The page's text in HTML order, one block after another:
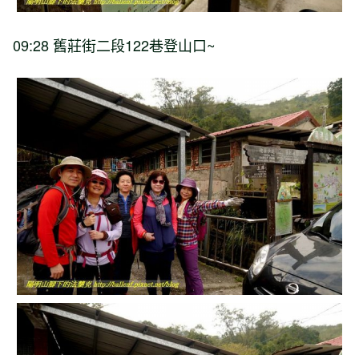
09:28 舊莊街二段122巷登山口~